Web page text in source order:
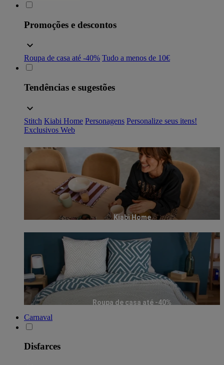
Promoções e descontos
Roupa de casa até -40% Tudo a menos de 10€
Tendências e sugestões
Stitch Kiabi Home Personagens Personalize seus itens!
Exclusivos Web
Kiabi Home
Roupa de casa até -40%
Carnaval
Disfarces